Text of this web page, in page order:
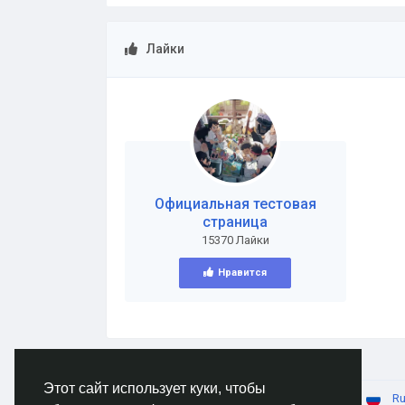
Этот сайт использует куки, чтобы
Лайки
Официальная тестовая
страница
15370 Лайки
Нравится
© 2026 AnimeSocial.SU - Первая аниме сеть!